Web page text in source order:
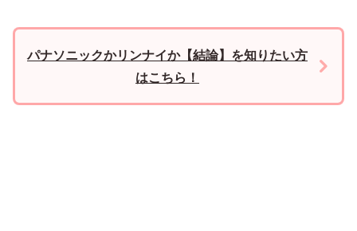
パナソニックかリンナイか【結論】を知りたい方
はこちら！